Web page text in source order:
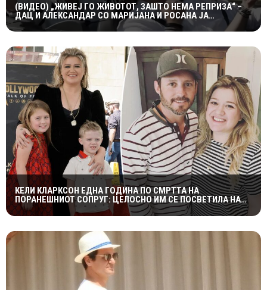
(ВИДЕО) „ЖИВЕЈ ГО ЖИВОТОТ, ЗАШТО НЕМА РЕПРИЗА“ –
ДАЦ И АЛЕКСАНДАР СО МАРИЈАНА И РОСАНА ЈА
ПРЕТСТАВИЈА „ЗАСЕКОГАШ МЛАДИ“
КЕЛИ КЛАРКСОН ЕДНА ГОДИНА ПО СМРТТА НА
ПОРАНЕШНИОТ СОПРУГ: ЦЕЛОСНО ИМ СЕ ПОСВЕТИЛА НА
ДЕЦАТА ВО НАЈТЕШКИОТ ПЕРИОД